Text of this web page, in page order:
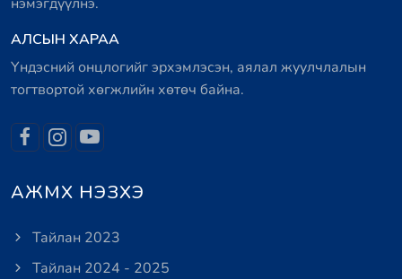
АЛСЫН ХАРАА
Үндэсний онцлогийг эрхэмлэсэн, аялал жуулчлалын
тогтвортой хөгжлийн хөтөч байна.
АЖМХ НЭЗХЭ
Тайлан 2023
Тайлан 2024 - 2025